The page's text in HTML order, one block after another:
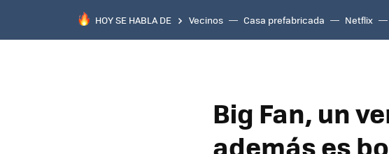
HOY SE HABLA DE Vecinos Casa prefabricada Netflix
Big Fan, un
además es